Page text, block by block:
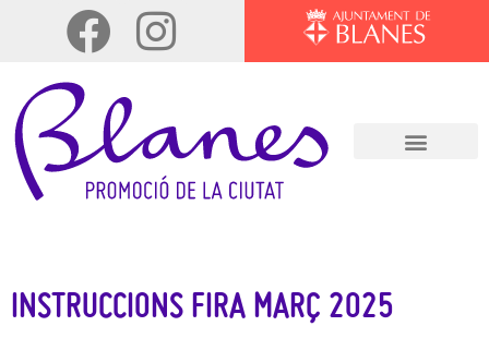
INSTRUCCIONS FIRA MARÇ 2025